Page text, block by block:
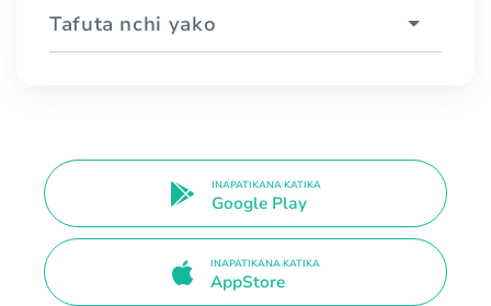
Tafuta nchi yako
INAPATIKANA KATIKA
Google Play
INAPATIKANA KATIKA
AppStore